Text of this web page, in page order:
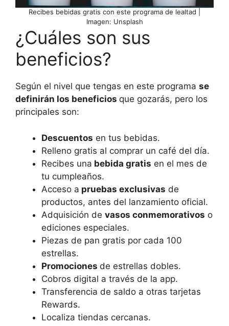
Recibes bebidas gratis con este programa de lealtad |
Imagen: Unsplash
¿Cuáles son sus
beneficios?
Según el nivel que tengas en este programa se
definirán los beneficios que gozarás, pero los
principales son:
Descuentos en tus bebidas.
Relleno gratis al comprar un café del día.
Recibes una bebida gratis en el mes de
tu cumpleaños.
Acceso a pruebas exclusivas de
productos, antes del lanzamiento oficial.
Adquisición de vasos conmemorativos o
ediciones especiales.
Piezas de pan gratis por cada 100
estrellas.
Promociones de estrellas dobles.
Cobros digital a través de la app.
Transferencia de saldo a otras tarjetas
Rewards.
Localiza tiendas cercanas.